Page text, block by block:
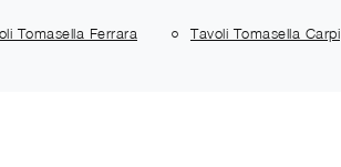
Tomasella Ferrara Tavoli Tomasella Carpi